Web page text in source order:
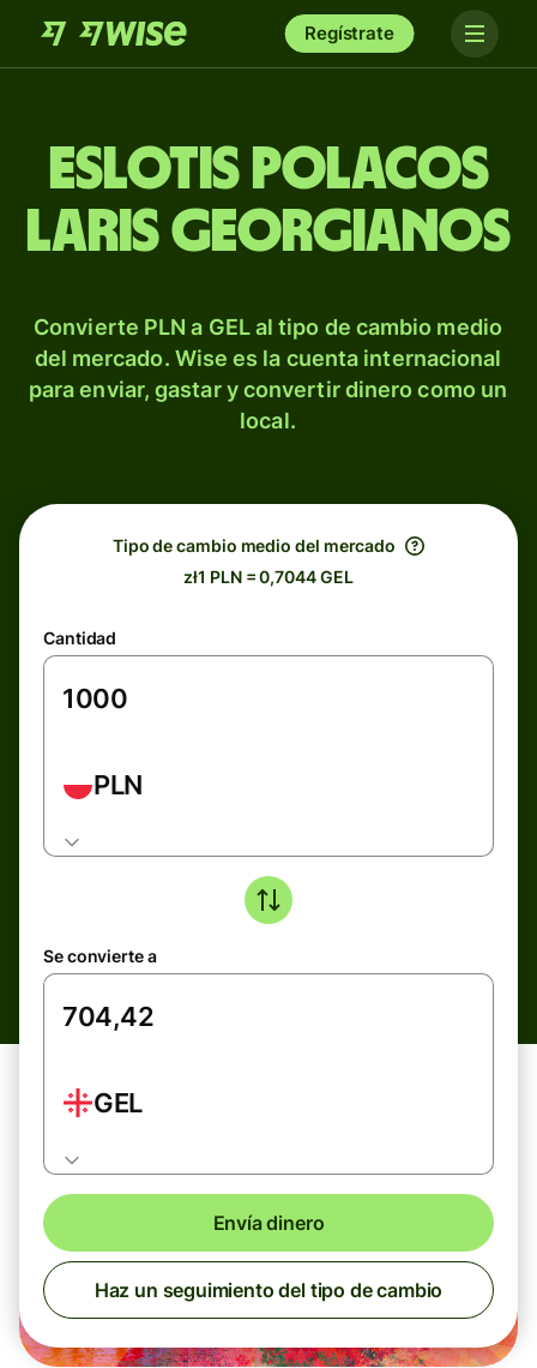
Regístrate
Eslotis polacos
laris georgianos
Convierte PLN a GEL al tipo de cambio medio
del mercado. Wise es la cuenta internacional
para enviar, gastar y convertir dinero como un
local.
Tipo de cambio medio del mercado
zł1 PLN = 0,7044 GEL
Cantidad
PLN
Se convierte a
GEL
Envía dinero
Haz un seguimiento del tipo de cambio